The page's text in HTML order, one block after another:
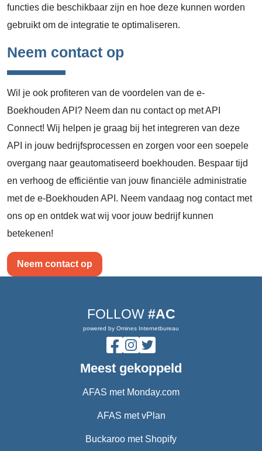
functies die beschikbaar zijn en hoe deze kunnen worden
gebruikt om de integratie te optimaliseren.
Neem contact op
Wil je ook profiteren van de voordelen van de e-
Boekhouden API? Neem dan nu contact op met API
Connect! Wij helpen je graag bij het integreren van deze
API in jouw bedrijfsprocessen en zorgen voor een soepele
overgang naar geautomatiseerd boekhouden. Bespaar tijd
en verhoog de efficiëntie van jouw financiële administratie
met de e-Boekhouden API. Neem vandaag nog contact met
ons op en ontdek wat wij voor jouw bedrijf kunnen
betekenen!
Neem contact op
FOLLOW #AC
powered by Omines Internetbureau
Meest gekoppeld
AFAS met Monday.com
AFAS met vPlan
Buckaroo met Shopify